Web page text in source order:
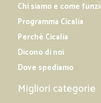
Chi siamo e come
Programma Cicalia
Perché Cicalia
Dicono di noi
Dove spediamo
Migliori categorie